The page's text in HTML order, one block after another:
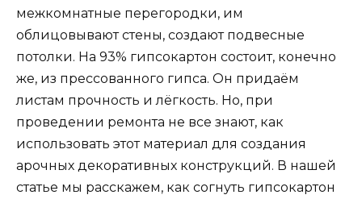
межкомнатные перегородки, им
облицовывают стены, создают подвесные
потолки. На 93% гипсокартон состоит, конечно
же, из прессованного гипса. Он придаём
листам прочность и лёгкость. Но, при
проведении ремонта не все знают, как
использовать этот материал для создания
арочных декоративных конструкций. В нашей
статье мы расскажем, как согнуть гипсокартон